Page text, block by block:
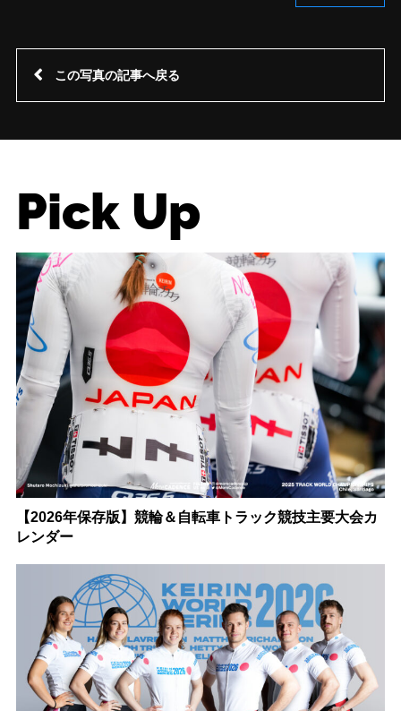
この写真の記事へ戻る
Pick Up
【2026年保存版】競輪＆自転車トラック競技主要大会カ
レンダー